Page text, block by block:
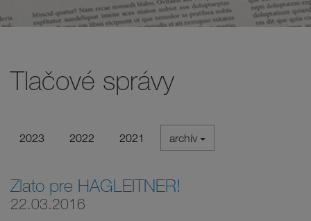
Tlačové správy
2023 2022 2021 archív
Zlato pre HAGLEITNER!
22.03.2016